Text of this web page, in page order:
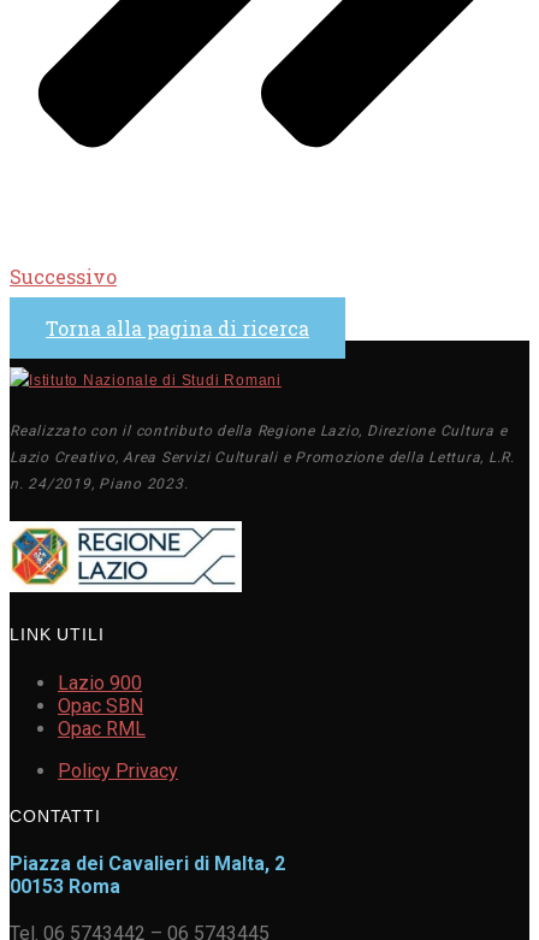
Successivo
Torna alla pagina di ricerca
Realizzato con il contributo della Regione Lazio, Direzione Cultura e
Lazio Creativo, Area Servizi Culturali e Promozione della Lettura, L.R.
n. 24/2019, Piano 2023.
LINK UTILI
Lazio 900
Opac SBN
Opac RML
Policy Privacy
CONTATTI
Piazza dei Cavalieri di Malta, 2
00153 Roma
Tel. 06 5743442 – 06 5743445